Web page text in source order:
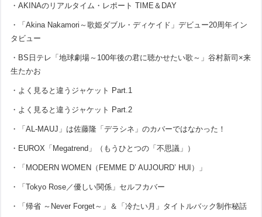
・AKINAのリアルタイム・レポート TIME＆DAY
・「Akina Nakamori～歌姫ダブル・ディケイド」デビュー20周年イン
タビュー
・BS日テレ「地球劇場～100年後の君に聴かせたい歌～」谷村新司×来
生たかお
・よく見ると違うジャケット Part.1
・よく見ると違うジャケット Part.2
・「AL-MAUJ」は佐藤隆「デラシネ」のカバーではなかった！
・EUROX「Megatrend」（もうひとつの「不思議」）
・「MODERN WOMEN（FEMME D’ AUJOURD’ HUI）」
・「Tokyo Rose／優しい関係」セルフカバー
・「帰省 ～Never Forget～」＆「冷たい月」タイトルバック制作秘話